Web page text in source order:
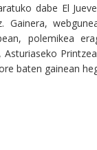
dabe El
Gainera,
polemikea
baten gainean